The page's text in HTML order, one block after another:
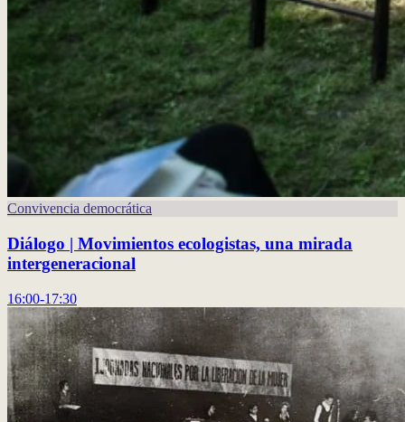
Convivencia democrática
Diálogo | Movimientos ecologistas, una mirada
intergeneracional
16:00-17:30